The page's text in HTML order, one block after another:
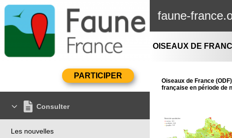
faune-
Consulter
Les nouvelles
OISEAUX DE
Oiseaux de France
française en période de